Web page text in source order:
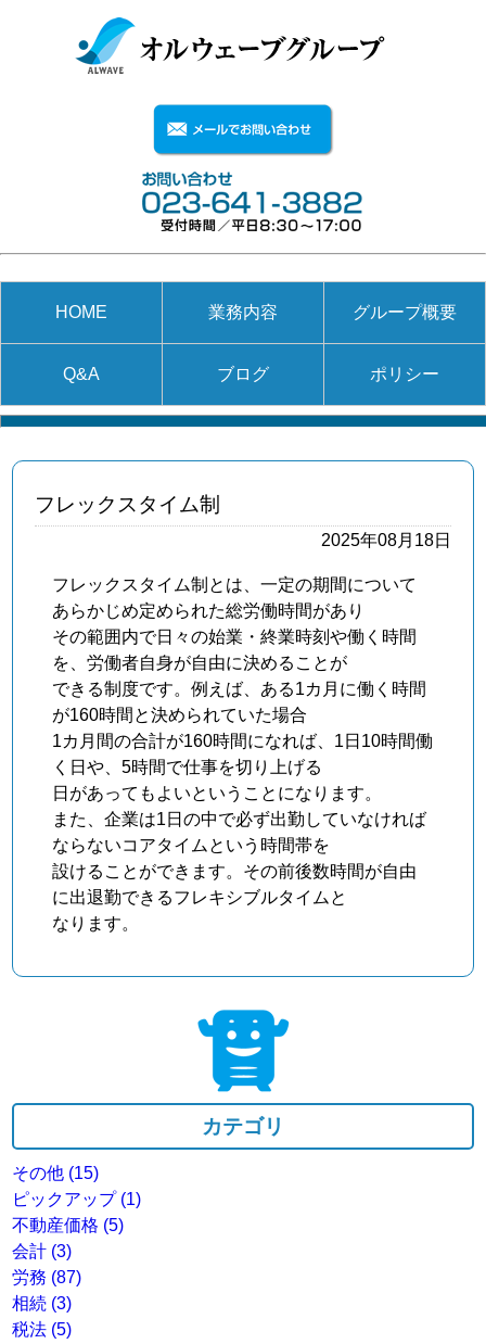
HOME 業務内容 グループ概要
Q&A ブログ ポリシー
フレックスタイム制
2025年08月18日
フレックスタイム制とは、一定の期間について
あらかじめ定められた総労働時間があり
その範囲内で日々の始業・終業時刻や働く時間
を、労働者自身が自由に決めることが
できる制度です。例えば、ある1カ月に働く時間
が160時間と決められていた場合
1カ月間の合計が160時間になれば、1日10時間働
く日や、5時間で仕事を切り上げる
日があってもよいということになります。
また、企業は1日の中で必ず出勤していなければ
ならないコアタイムという時間帯を
設けることができます。その前後数時間が自由
に出退勤できるフレキシブルタイムと
なります。
カテゴリ
その他 (15)
ピックアップ (1)
不動産価格 (5)
会計 (3)
労務 (87)
相続 (3)
税法 (5)